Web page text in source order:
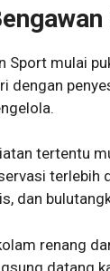
Sport mulai
dengan
tertentu
terlebih
dan
renang
datang